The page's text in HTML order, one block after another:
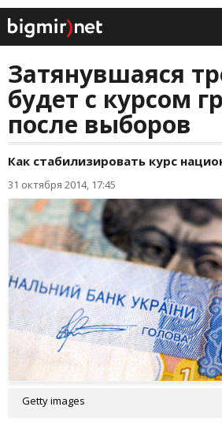
Затянувшаяся
будет с курсом
после выборов
Как стабилизировать курс
31 октября 2014, 17:45
Getty images